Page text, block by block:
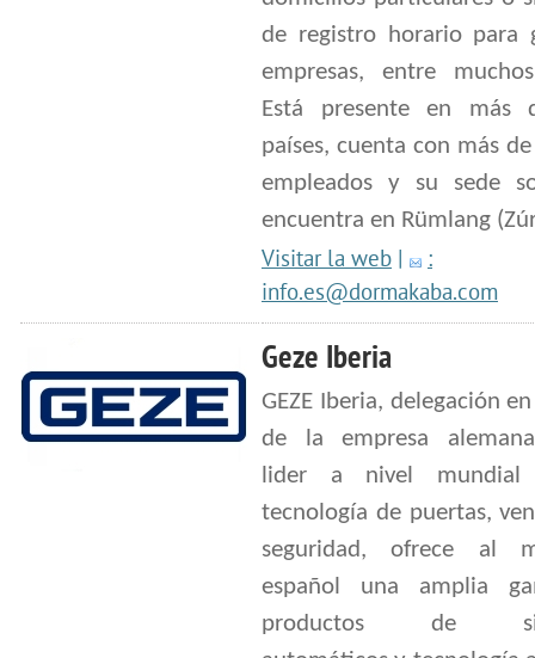
de registro horario para
empresas, entre
Está presente en más
países, cuenta con más
empleados y su sede
encuentra en Rümlang
Visitar la web |
:
info.es@dormakaba.com
Geze Iberia
GEZE Iberia, delegación
de la empresa alemana
lider a nivel
tecnología de puertas,
seguridad, ofrece al
español una amplia
productos de